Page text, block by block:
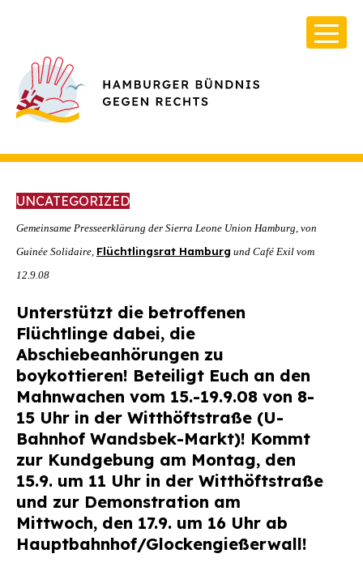
Archiv
Kontakt
Suchen
nach:
UNCATEGORIZED
Gemeinsame Presseerklärung der Sierra Leone Union Hamburg, von
Guinée Solidaire, Flüchtlingsrat Hamburg und Café Exil vom
12.9.08
Unterstützt die betroffenen
Flüchtlinge dabei, die
Abschiebeanhörungen zu
boykottieren! Beteiligt Euch an den
Mahnwachen vom 15.-19.9.08 von 8-
15 Uhr in der Witthöftstraße (U-
Bahnhof Wandsbek-Markt)! Kommt
zur Kundgebung am Montag, den
15.9. um 11 Uhr in der Witthöftstraße
und zur Demonstration am
Mittwoch, den 17.9. um 16 Uhr ab
Hauptbahnhof/Glockengießerwall!